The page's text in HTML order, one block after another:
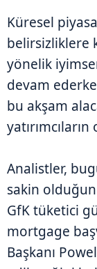
Küresel
belirsizliklere
yönelik
devam
bu akşam
Analistler,
sakin
GfK tüketici
mortgage
Başkanı